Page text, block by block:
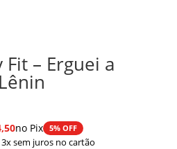
– Erguei a
no Pix 5% OFF
sem juros no cartão